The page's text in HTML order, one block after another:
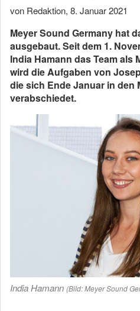
von Redaktion, 8. Januar 2021
Meyer Sound Germany hat
ausgebaut. Seit dem 1.
India Hamann das Team als
wird die Aufgaben von
die sich Ende Januar in den
verabschiedet.
India Hamann (Bild: Meyer Sound